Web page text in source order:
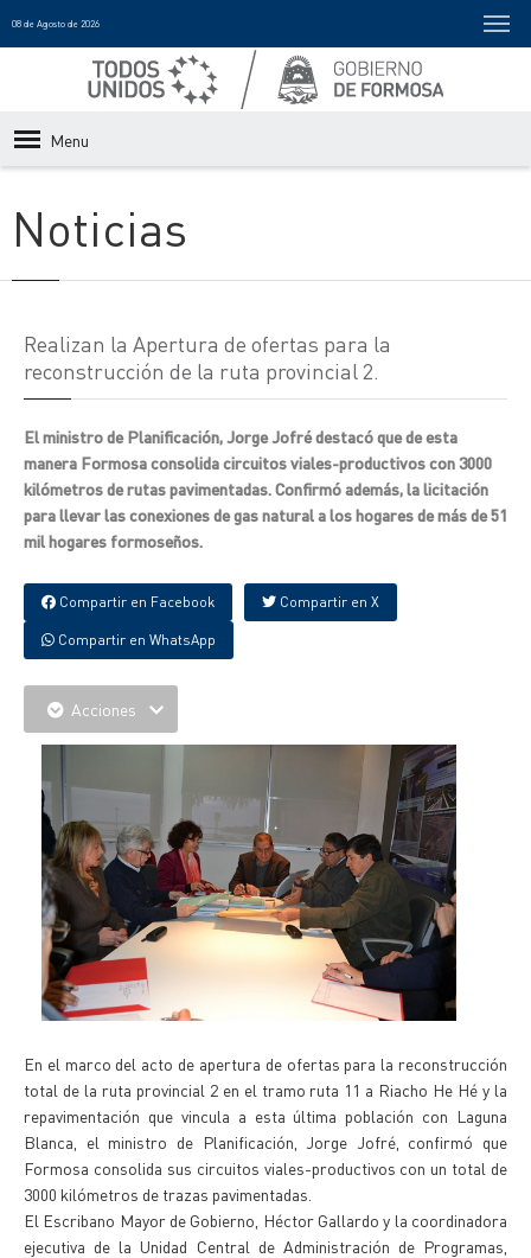
08 de Agosto de 2026
Menu
Noticias
Realizan la Apertura de ofertas para la
reconstrucción de la ruta provincial 2.
El ministro de Planificación, Jorge Jofré destacó que de esta
manera Formosa consolida circuitos viales-productivos con 3000
kilómetros de rutas pavimentadas. Confirmó además, la licitación
para llevar las conexiones de gas natural a los hogares de más de 51
mil hogares formoseños.
Compartir en Facebook Compartir en X
Compartir en WhatsApp
Acciones
En el marco del acto de apertura de ofertas para la reconstrucción
total de la ruta provincial 2 en el tramo ruta 11 a Riacho He Hé y la
repavimentación que vincula a esta última población con Laguna
Blanca, el ministro de Planificación, Jorge Jofré, confirmó que
Formosa consolida sus circuitos viales-productivos con un total de
3000 kilómetros de trazas pavimentadas.
El Escribano Mayor de Gobierno, Héctor Gallardo y la coordinadora
ejecutiva de la Unidad Central de Administración de Programas,